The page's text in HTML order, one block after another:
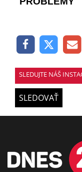
SLEDUJTE NÁŠ
SLEDOVAŤ